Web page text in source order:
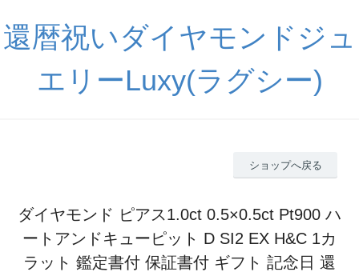
還暦祝いダイヤモンドジュ
エリーLuxy(ラグシー)
ショップへ戻る
ダイヤモンド ピアス1.0ct 0.5×0.5ct Pt900 ハ
ートアンドキューピット D SI2 EX H&C 1カ
ラット 鑑定書付 保証書付 ギフト 記念日 還